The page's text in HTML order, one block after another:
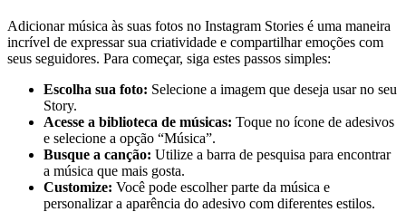
Adicionar ‌música ‍às suas fotos no Instagram⁢ Stories ‌é uma maneira
incrível de expressar sua criatividade ​e compartilhar ⁤emoções com
seus seguidores. ​Para começar, siga estes passos simples:
Escolha sua foto: Selecione a imagem que deseja⁣ usar no seu
‍Story.
Acesse a biblioteca de músicas: Toque⁤ no ícone de adesivos​
e ‍selecione a opção “Música”.
Busque a ​canção: Utilize a ⁢barra de pesquisa para encontrar
a ⁣música que mais gosta.
Customize: Você pode escolher parte ‌da música e
personalizar⁤ a aparência do adesivo com diferentes estilos.